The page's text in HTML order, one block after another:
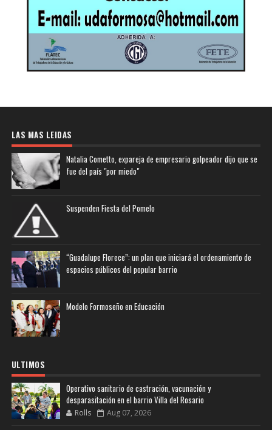
LAS MAS LEIDAS
Natalia Cometto, expareja de empresario golpeador dijo que se
fue del país "por miedo"
Suspenden Fiesta del Pomelo
“Guadalupe Florece”: un plan que iniciará el ordenamiento de
espacios públicos del popular barrio
Modelo Formoseño en Educación
ULTIMOS
Operativo sanitario de castración, vacunación y
desparasitación en el barrio Villa del Rosario
Rolls Aug 07, 2026